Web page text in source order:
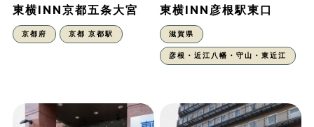
東横INN京都五条大宮
京都府 京都 京都駅
東横INN彦根駅東口
滋賀県
彦根・近江八幡・守山・東近江